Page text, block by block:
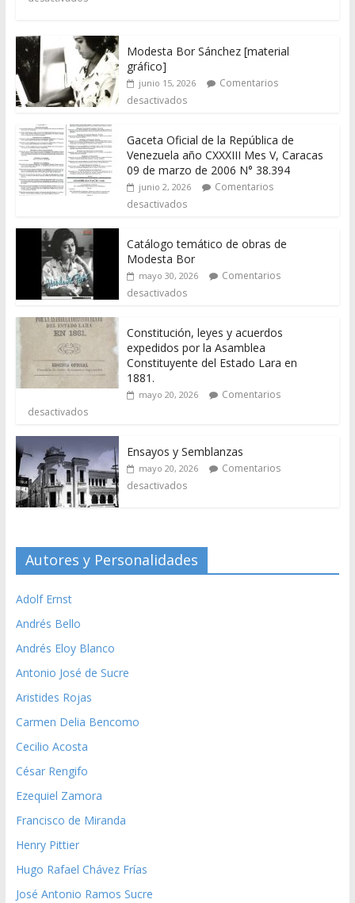
Modesta Bor Sánchez [material
gráfico]
junio 15, 2026
Comentarios
desactivados
Gaceta Oficial de la República de
Venezuela año CXXXIII Mes V, Caracas
09 de marzo de 2006 N° 38.394
junio 2, 2026
Comentarios
desactivados
Catálogo temático de obras de
Modesta Bor
mayo 30, 2026
Comentarios
desactivados
Constitución, leyes y acuerdos
expedidos por la Asamblea
Constituyente del Estado Lara en
1881.
mayo 20, 2026
Comentarios
desactivados
Ensayos y Semblanzas
mayo 20, 2026
Comentarios
desactivados
Autores y Personalidades
Adolf Ernst
Andrés Bello
Andrés Eloy Blanco
Antonio José de Sucre
Aristides Rojas
Carmen Delia Bencomo
Cecilio Acosta
César Rengifo
Ezequiel Zamora
Francisco de Miranda
Henry Pittier
Hugo Rafael Chávez Frías
José Antonio Ramos Sucre